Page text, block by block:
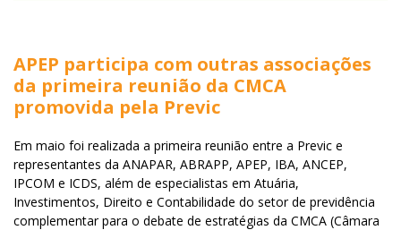
APEP participa com outras associações
da primeira reunião da CMCA
promovida pela Previc
Em maio foi realizada a primeira reunião entre a Previc e
representantes da ANAPAR, ABRAPP, APEP, IBA, ANCEP,
IPCOM e ICDS, além de especialistas em Atuária,
Investimentos, Direito e Contabilidade do setor de previdência
complementar para o debate de estratégias da CMCA (Câmara